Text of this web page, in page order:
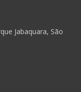
Jabaquara, São